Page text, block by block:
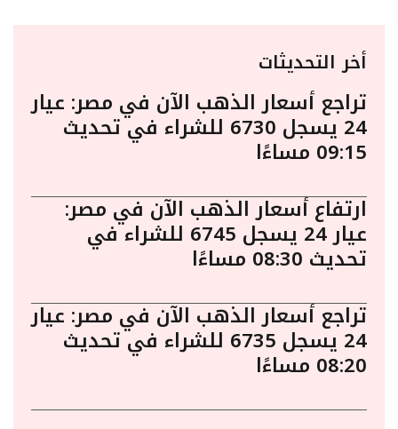
أخر التحديثات
تراجع أسعار الذهب الآن في مصر: عيار
24 يسجل 6730 للشراء في تحديث
09:15 مساءًا
ارتفاع أسعار الذهب الآن في مصر:
عيار 24 يسجل 6745 للشراء في
تحديث 08:30 مساءًا
تراجع أسعار الذهب الآن في مصر: عيار
24 يسجل 6735 للشراء في تحديث
08:20 مساءًا